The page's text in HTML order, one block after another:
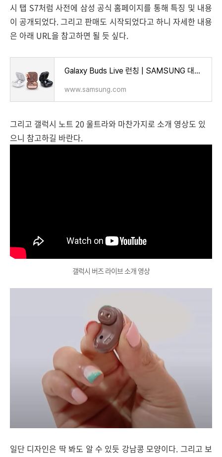
시 탭 S7처럼 사전에 삼성 공식 홈페이지를 통해 특징 및 내용
이 공개되었다. 그리고 판매도 시작되었다고 하니 자세한 내용
은 아래 URL을 참고하면 될 듯 싶다.
Galaxy Buds Live 런칭 | SAMSUNG 대한민국
www.samsung.com
그리고 갤럭시 노트 20 울트라와 마찬가지로 소개 영상도 있
으니 참고하길 바란다.
갤럭시 버즈 라이브 소개 영상
일단 디자인은 딱 봐도 알 수 있듯 강남콩 모양이다. 그리고 보